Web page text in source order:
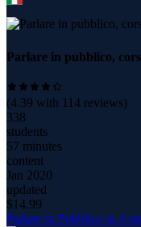
Parlare in pubblico,
(4.39 with 114 reviews)
338
students
57 minutes
content
Jan 2020
updated
$14.99
Parlare in Pubblico in 4